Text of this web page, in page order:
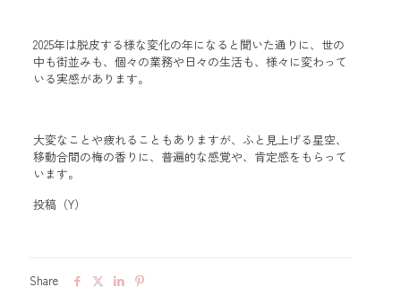
2025年は脱皮する様な変化の年になると聞いた通りに、世の
中も街並みも、個々の業務や日々の生活も、様々に変わって
いる実感があります。
大変なことや疲れることもありますが、ふと見上げる星空、
移動合間の梅の香りに、普遍的な感覚や、肯定感をもらって
います。
投稿（Y）
Share